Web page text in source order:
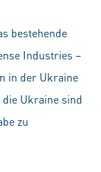
bestehende
Industries –
in der Ukraine
Ukraine sind
zu